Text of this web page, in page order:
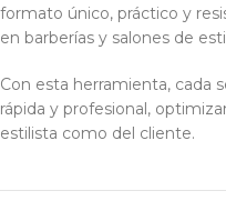
formato único, práctico y
en barberías y salones de
Con esta herramienta, cada
rápida y profesional,
estilista como del cliente.